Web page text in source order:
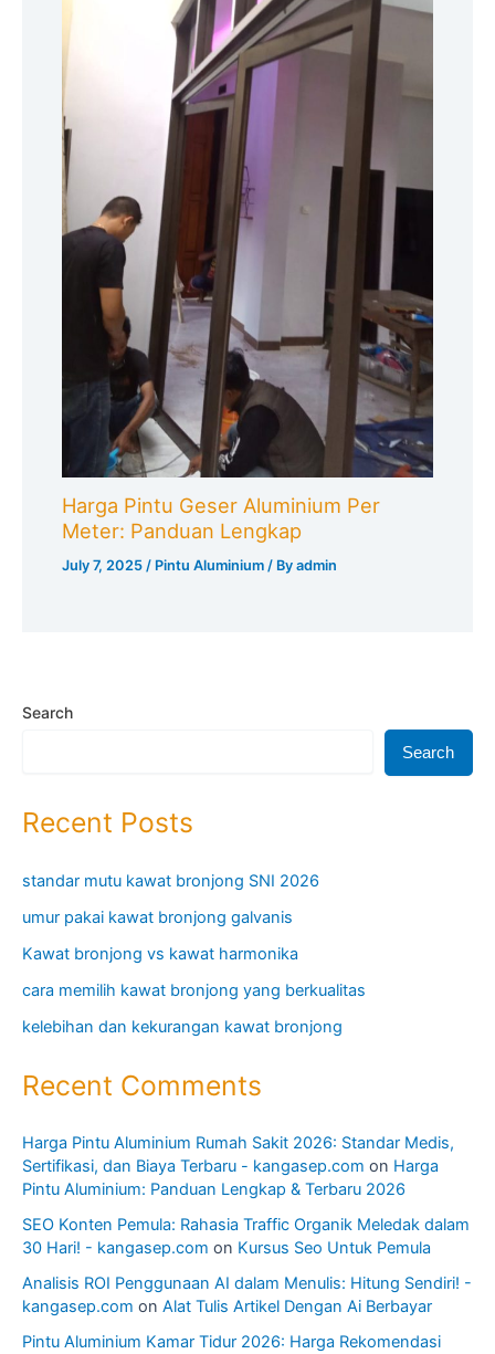
Harga Pintu Geser Aluminium Per
Meter: Panduan Lengkap
July 7, 2025/ Pintu Aluminium / Byadmin
Search
Search
Recent Posts
standar mutu kawat bronjong SNI 2026
umur pakai kawat bronjong galvanis
Kawat bronjong vs kawat harmonika
cara memilih kawat bronjong yang berkualitas
kelebihan dan kekurangan kawat bronjong
Recent Comments
Harga Pintu Aluminium Rumah Sakit 2026: Standar Medis,
Sertifikasi, dan Biaya Terbaru - kangasep.com on Harga
Pintu Aluminium: Panduan Lengkap & Terbaru 2026
SEO Konten Pemula: Rahasia Traffic Organik Meledak dalam
30 Hari! - kangasep.com on Kursus Seo Untuk Pemula
Analisis ROI Penggunaan AI dalam Menulis: Hitung Sendiri! -
kangasep.com on Alat Tulis Artikel Dengan Ai Berbayar
Pintu Aluminium Kamar Tidur 2026: Harga Rekomendasi